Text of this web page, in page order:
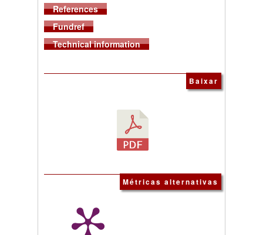
References
Fundref
Technical information
Baixar
Métricas alternativas